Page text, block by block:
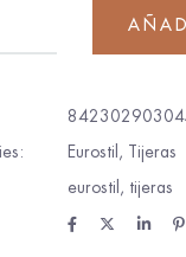
Eurostil , Tijeras
eurostil , tijeras